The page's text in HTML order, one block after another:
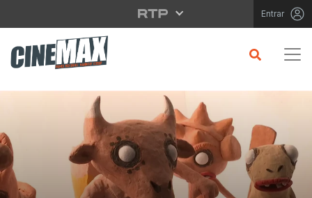
Saltar para o conteúdo principal Entrar